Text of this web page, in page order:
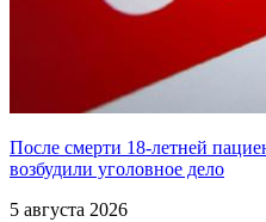
После смерти 18-летней
возбудили уголовное дело
5 августа 2026